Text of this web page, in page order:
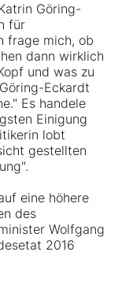
Göring-
für
frage mich, ob
dann wirklich
und was zu
Eckardt
Es handele
Einigung
lobt
gestellten
eine höhere
des
Wolfgang
2016